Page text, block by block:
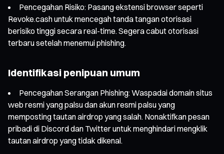
Pencegahan Risiko: Pasang ekstensi browser seperti
Revoke.cash untuk mencegah tanda tangan otorisasi
berisiko tinggi secara real-time. Segera cabut otorisasi
terbaru setelah menemui phishing.
Identifikasi penipuan umum
Pencegahan Serangan Phishing: Waspadai domain situs
web resmi yang palsu dan akun resmi palsu yang
memposting tautan airdrop yang salah. Nonaktifkan pesan
pribadi di Discord dan Twitter untuk menghindari mengklik
tautan airdrop yang tidak dikenal.